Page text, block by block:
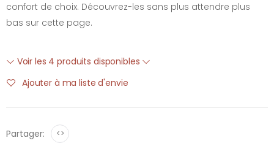
confort de choix. Découvrez-les sans plus attendre plus
bas sur cette page.
Voir les 4 produits disponibles
Ajouter à ma liste d'envie
Partager: <>